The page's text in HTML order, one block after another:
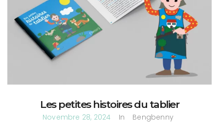
Les petites histoires du tablier
Novembre 28, 2024 In Bengbenny